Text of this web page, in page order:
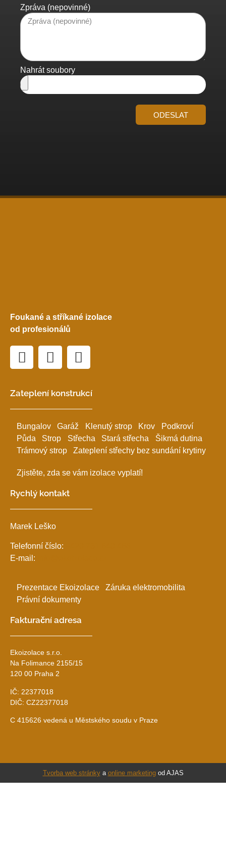
Zpráva (nepovinné)
Nahrát soubory
ODESLAT
Foukané a stříkané izolace
od profesionálů
Zateplení konstrukcí
Bungalov Garáž Klenutý strop Krov
Podkroví
Půda
Strop Střecha Stará střecha
Šikmá dutina
Trámový strop
Zateplení střechy bez sundání krytiny
Zjistěte, zda se vám izolace vyplatí!
Rychlý kontakt
Marek Leško
Telefonní číslo:
E-mail:
Prezentace Ekoizolace
Záruka elektromobilita
Právní dokumenty
Fakturační adresa
Ekoizolace s.r.o.
Na Folimance 2155/15
120 00 Praha 2
IČ: 22377018
DIČ: CZ22377018
C 415626 vedená u Městského soudu v Praze
Tvorba web stránkya online marketingod AJAS